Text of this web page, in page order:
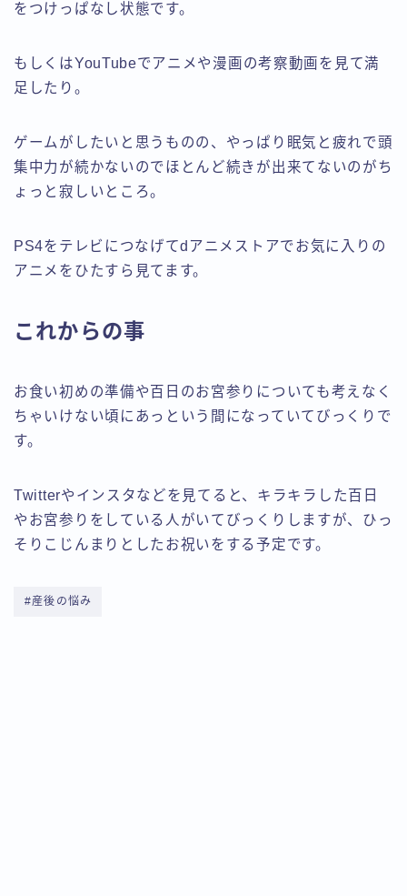
をつけっぱなし状態です。
もしくはYouTubeでアニメや漫画の考察動画を見て満
足したり。
ゲームがしたいと思うものの、やっぱり眠気と疲れで頭
集中力が続かないのでほとんど続きが出来てないのがち
ょっと寂しいところ。
PS4をテレビにつなげてdアニメストアでお気に入りの
アニメをひたすら見てます。
これからの事
お食い初めの準備や百日のお宮参りについても考えなく
ちゃいけない頃にあっという間になっていてびっくりで
す。
Twitterやインスタなどを見てると、キラキラした百日
やお宮参りをしている人がいてびっくりしますが、ひっ
そりこじんまりとしたお祝いをする予定です。
#産後の悩み